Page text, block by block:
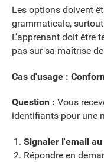
Les options doivent
grammaticale,
L’apprenant doit être
pas sur sa maîtrise
Cas d'usage :
Question : Vous
identifiants pour une
Signaler l'email
Répondre en